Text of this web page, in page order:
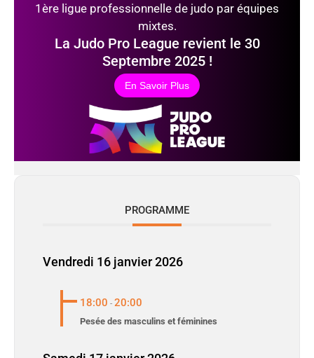
La Judo Pro League revient le 30
Septembre 2025 !
1ère ligue professionnelle de judo par équipes
mixtes.
En Savoir Plus
PROGRAMME
Vendredi 16 janvier 2026
18:00 - 20:00
Pesée des masculins et féminines